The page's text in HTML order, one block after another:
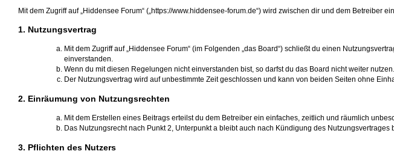
Mit dem Zugriff auf „Hiddensee Forum“ („https://www.hiddensee-forum.de“) wird zwischen dir und dem Betreiber
1. Nutzungsvertrag
Mit dem Zugriff auf „Hiddensee Forum“ (im Folgenden „das Board“) schließt du einen
einverstanden.
Wenn du mit diesen Regelungen nicht einverstanden bist, so darfst du das Board nicht weiter
Der Nutzungsvertrag wird auf unbestimmte Zeit geschlossen und kann von beiden Seiten ohne
2. Einräumung von Nutzungsrechten
Mit dem Erstellen eines Beitrags erteilst du dem Betreiber ein einfaches, zeitlich und räumlich
Das Nutzungsrecht nach Punkt 2, Unterpunkt a bleibt auch nach Kündigung des Nutzungsvertrages
3. Pflichten des Nutzers